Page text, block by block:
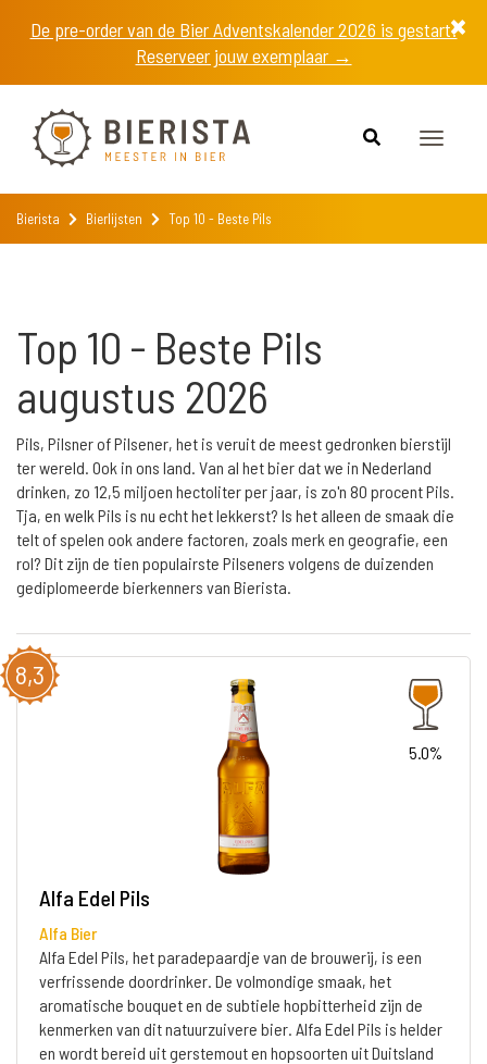
De pre-order van de Bier Adventskalender 2026 is gestart!
Reserveer jouw exemplaar →
Toggle
Bierista Bierlijsten Top 10 - Beste Pils
Top 10 - Beste Pils
augustus 2026
Pils, Pilsner of Pilsener, het is veruit de meest gedronken bierstijl
ter wereld. Ook in ons land. Van al het bier dat we in Nederland
drinken, zo 12,5 miljoen hectoliter per jaar, is zo'n 80 procent Pils.
Tja, en welk Pils is nu echt het lekkerst? Is het alleen de smaak die
telt of spelen ook andere factoren, zoals merk en geografie, een
rol? Dit zijn de tien populairste Pilseners volgens de duizenden
gediplomeerde bierkenners van Bierista.
8,3
5.0%
Alfa Edel Pils
Alfa Bier
Alfa Edel Pils, het paradepaardje van de brouwerij, is een
verfrissende doordrinker. De volmondige smaak, het
aromatische bouquet en de subtiele hopbitterheid zijn de
kenmerken van dit natuurzuivere bier. Alfa Edel Pils is helder
en wordt bereid uit gerstemout en hopsoorten uit Duitsland